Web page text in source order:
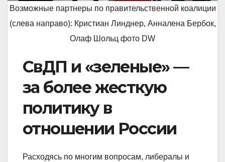
Возможные партнеры по правительственной коалиции
(слева направо): Кристиан Линднер, Анналена Бербок,
Олаф Шольц фото DW
СвДП и «зеленые» —
за более жесткую
политику в
отношении России
Расходясь по многим вопросам, либералы и